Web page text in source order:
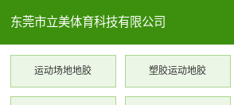
东莞市立美体育科技有限公司
运动场地地胶 塑胶运动地胶